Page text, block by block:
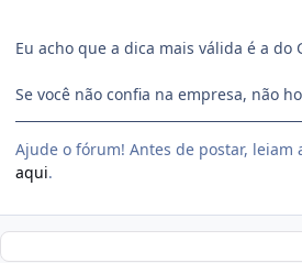
Eu acho que a dica mais válida é a do
Se você não confia na empresa, não
Ajude o fórum! Antes de postar, leiam
aqui.